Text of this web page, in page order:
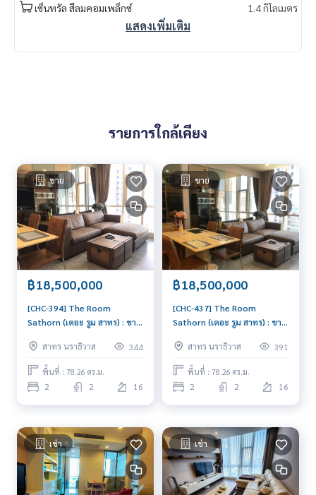
เซ็นทรัล สีลมคอมเพล็กซ์
1.4 กิโลเมตร
แสดงเพิ่มเติม
รายการใกล้เคียง
ขาย
฿18,500,000
[CHC-394] The Room
Sathorn (เดอะ รูม สาทร) : ขาย
เซนต์หลุยส์ ขายคอนโด ด่วน!
สาทร นราธิวาส 344
พื้นที่ : 78.26 ตร.ม.
2 2 16
ขาย
฿18,500,000
[CHC-437] The Room
Sathorn (เดอะ รูม สาทร) : ขาย
สุรศักดิ์ ดีลดีอยู่ไม่นาน ติดต่อเรา
เลยวันนี้!
สาทร นราธิวาส 391
พื้นที่ : 78.26 ตร.ม.
2 2 16
เช่า เช่า